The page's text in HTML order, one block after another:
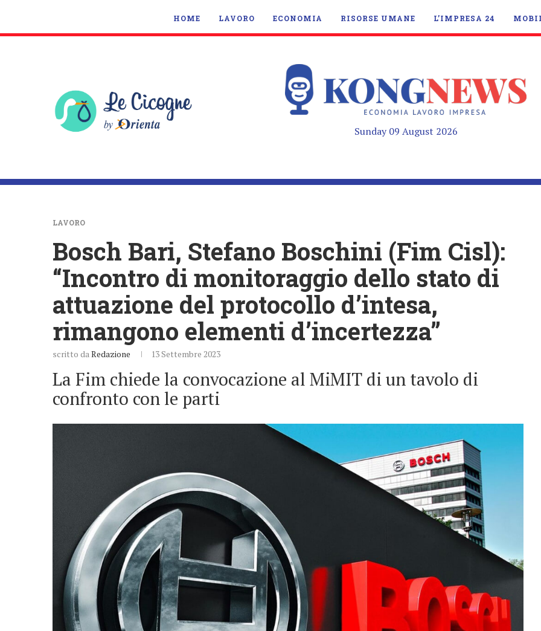
HOME LAVORO ECONOMIA RISORSE UMANE L’IMPRESA 24
Sunday 09 August 2026
LAVORO
Bosch Bari, Stefano Boschini (Fim Cisl):
“Incontro di monitoraggio dello stato di
attuazione del protocollo d’intesa,
rimangono elementi d’incertezza”
scritto daRedazione 13 Settembre 2023
La Fim chiede la convocazione al MiMIT di un tavolo di
confronto con le parti